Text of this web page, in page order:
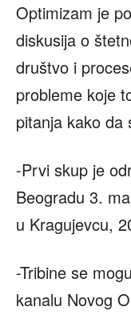
Optimizam je
diskusija o
društvo i
probleme koje
pitanja kako da
-Prvi skup je
Beogradu 3.
u Kragujevcu,
-Tribine se
kanalu Novog